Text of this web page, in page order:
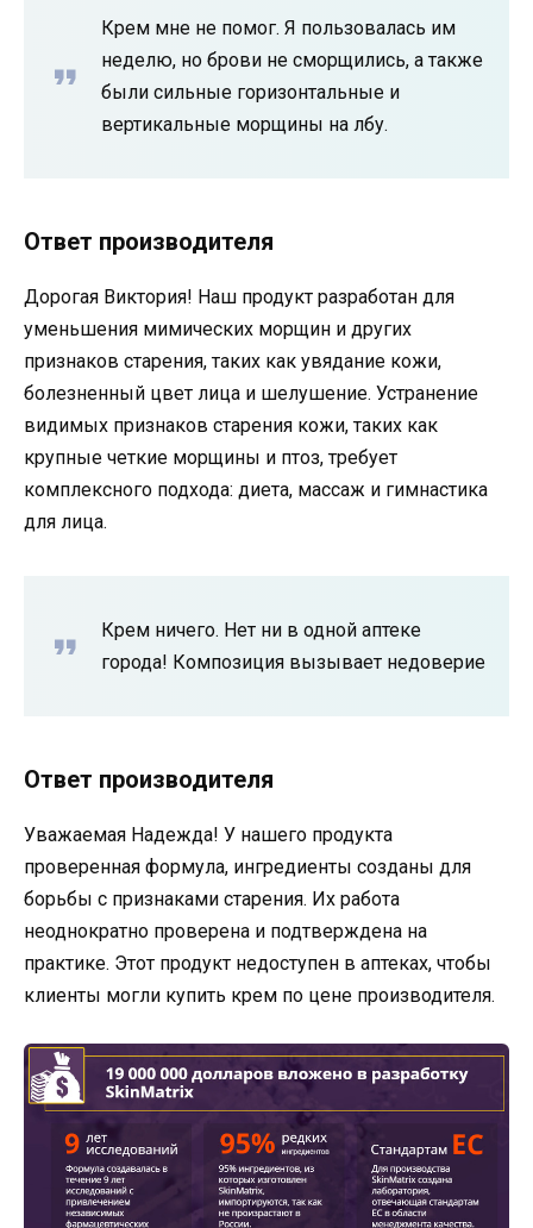
Крем мне не помог. Я пользовалась им
неделю, но брови не сморщились, а также
были сильные горизонтальные и
вертикальные морщины на лбу.
Ответ производителя
Дорогая Виктория! Наш продукт разработан для
уменьшения мимических морщин и других
признаков старения, таких как увядание кожи,
болезненный цвет лица и шелушение. Устранение
видимых признаков старения кожи, таких как
крупные четкие морщины и птоз, требует
комплексного подхода: диета, массаж и гимнастика
для лица.
Крем ничего. Нет ни в одной аптеке
города! Композиция вызывает недоверие
Ответ производителя
Уважаемая Надежда! У нашего продукта
проверенная формула, ингредиенты созданы для
борьбы с признаками старения. Их работа
неоднократно проверена и подтверждена на
практике. Этот продукт недоступен в аптеках, чтобы
клиенты могли купить крем по цене производителя.